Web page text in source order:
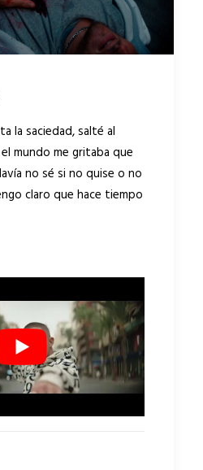
la saciedad, salté al
mundo me gritaba que
no sé si no quise o no
claro que hace tiempo